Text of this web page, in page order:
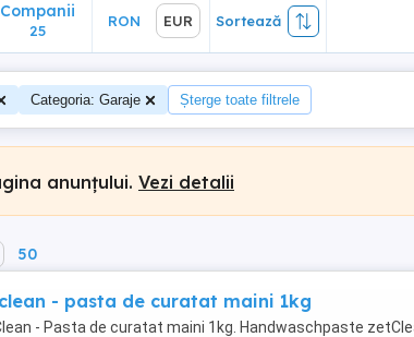
Companii
25
RON EUR Sortează
Categoria: Garaje Șterge toate filtrele
anunțului. Vezi detalii
50
- pasta de curatat maini 1kg
- Pasta de curatat maini 1kg. Handwaschpaste